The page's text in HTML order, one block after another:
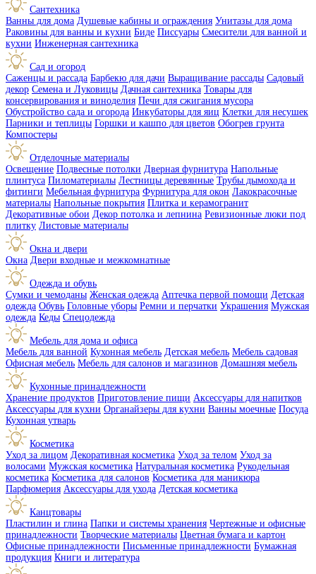
Сантехника
Ванны для дома Душевые кабины и ограждения Унитазы для дома
Раковины для ванны и кухни Биде Писсуары Смесители для ванной и
кухни Инженерная сантехника
Сад и огород
Саженцы и рассада Барбекю для дачи Выращивание рассады Садовый
декор Семена и Луковицы Дачная сантехника Товары для
консервирования и виноделия Печи для сжигания мусора
Обустройство сада и огорода Инкубаторы для яиц Клетки для несушек
Парники и теплицы Горшки и кашпо для цветов Обогрев грунта
Компостеры
Отделочные материалы
Освещение Подвесные потолки Дверная фурнитура Напольные
плинтуса Пиломатериалы Лестницы деревянные Трубы дымохода и
фитинги Мебельная фурнитура Фурнитура для окон Лакокрасочные
материалы Напольные покрытия Плитка и керамогранит
Декоративные обои Декор потолка и лепнина Ревизионные люки под
плитку Листовые материалы
Окна и двери
Окна Двери входные и межкомнатные
Одежда и обувь
Сумки и чемоданы Женская одежда Аптечка первой помощи Детская
одежда Обувь Головные уборы Ремни и перчатки Украшения Мужская
одежда Кеды Спецодежда
Мебель для дома и офиса
Мебель для ванной Кухонная мебель Детская мебель Мебель садовая
Офисная мебель Мебель для салонов и магазинов Домашняя мебель
Кухонные принадлежности
Хранение продуктов Приготовление пищи Аксессуары для напитков
Аксессуары для кухни Органайзеры для кухни Ванны моечные Посуда
Кухонная утварь
Косметика
Уход за лицом Декоративная косметика Уход за телом Уход за
волосами Мужская косметика Натуральная косметика Рукодельная
косметика Косметика для салонов Косметика для маникюра
Парфюмерия Аксессуары для ухода Детская косметика
Канцтовары
Пластилин и глина Папки и системы хранения Чертежные и офисные
принадлежности Творческие материалы Цветная бумага и картон
Офисные принадлежности Письменные принадлежности Бумажная
продукция Книги и литература